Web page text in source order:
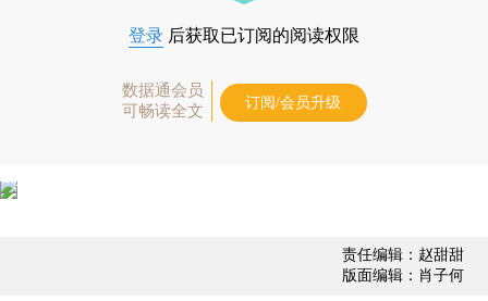
登录 后获取已订阅的阅读权限
数据通会员
可畅读全文
订阅/会员升级
责任编辑：赵甜甜
版面编辑：肖子何